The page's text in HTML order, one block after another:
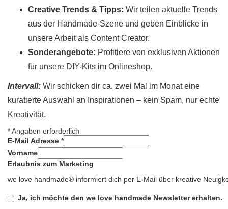
Creative Trends & Tipps: Wir teilen aktuelle Trends
aus der Handmade-Szene und geben Einblicke in
unsere Arbeit als Content Creator.
Sonderangebote: Profitiere von exklusiven Aktionen
für unsere DIY-Kits im Onlineshop.
Intervall: Wir schicken dir ca. zwei Mal im Monat eine
kuratierte Auswahl an Inspirationen – kein Spam, nur echte
Kreativität.
*Angaben erforderlich
E-Mail Adresse *
Vorname
Erlaubnis zum Marketing
we love handmade® informiert dich per E-Mail über kreative
Ja, ich möchte den we love handmade Newsletter erhalten.